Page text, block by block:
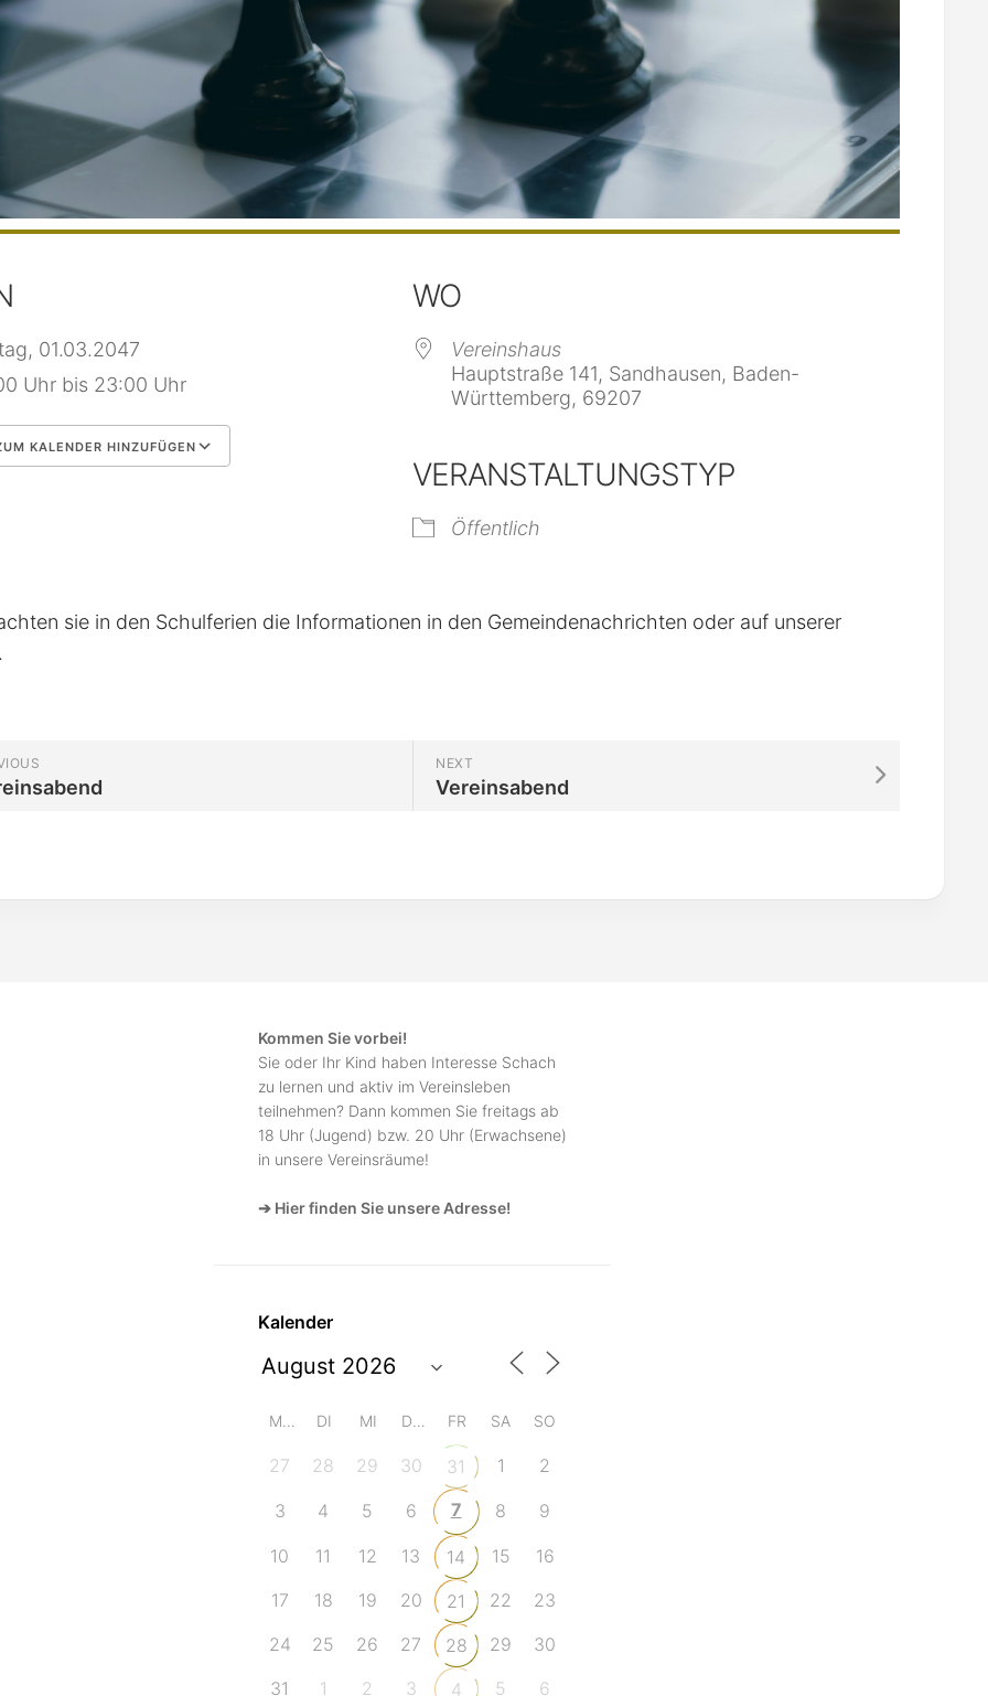
01.03.2047
Uhr bis 23:00 Uhr
KALENDER HINZUFÜGEN
iCalendar
WO
Vereinshaus
Hauptstraße 141, Sandhausen, Baden-
Württemberg, 69207
VERANSTALTUNGSTYP
Öffentlich
sie in den Schulferien die Informationen in den Gemeindenachrichten oder auf unserer
NEXT
Vereinsabend
Kommen Sie vorbei!
Sie oder Ihr Kind haben Interesse Schach
zu lernen und aktiv im Vereinsleben
teilnehmen? Dann kommen Sie freitags ab
18 Uhr (Jugend) bzw. 20 Uhr (Erwachsene)
in unsere Vereinsräume!
➔ Hier finden Sie unsere Adresse!
Kalender
MO DI MI DO FR SA SO
27 28 29 30 31 1 2
3 4 5 6 7 8 9
10 11 12 13 14 15
16
17
18 19 20 21 22
23
24
25 26 27 28 29
30
31
1 2 3 4 5 6